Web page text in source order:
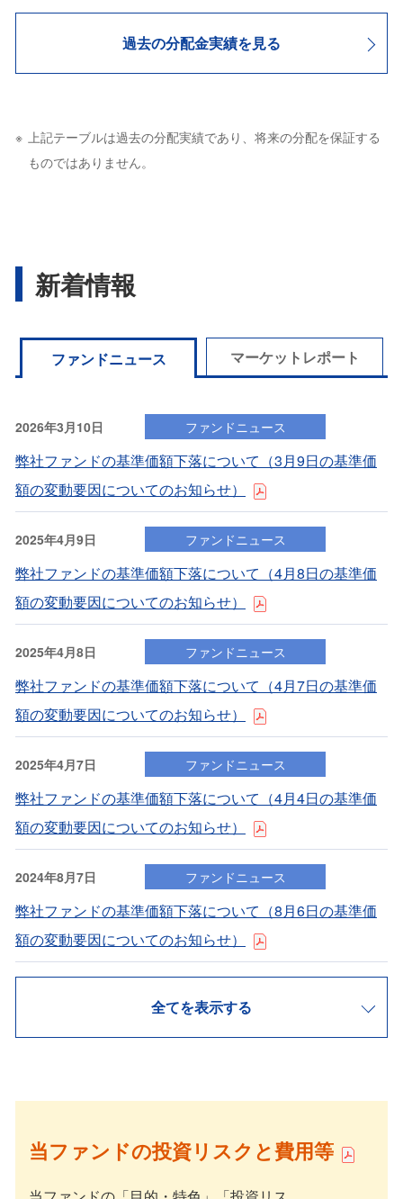
過去の分配金実績を見る
上記テーブルは過去の分配実績であり、将来の分配を保証する
ものではありません。
新着情報
ファンドニュース マーケットレポート
2026年3月10日 ファンドニュース
弊社ファンドの基準価額下落について（3⽉9⽇の基準価
額の変動要因についてのお知らせ）
2025年4月9日 ファンドニュース
弊社ファンドの基準価額下落について（4⽉8⽇の基準価
額の変動要因についてのお知らせ）
2025年4月8日 ファンドニュース
弊社ファンドの基準価額下落について（4⽉7⽇の基準価
額の変動要因についてのお知らせ）
2025年4月7日 ファンドニュース
弊社ファンドの基準価額下落について（4⽉4⽇の基準価
額の変動要因についてのお知らせ）
2024年8月7日 ファンドニュース
弊社ファンドの基準価額下落について（8⽉6⽇の基準価
額の変動要因についてのお知らせ）
全てを表示する
当ファンドの投資リスクと費用等